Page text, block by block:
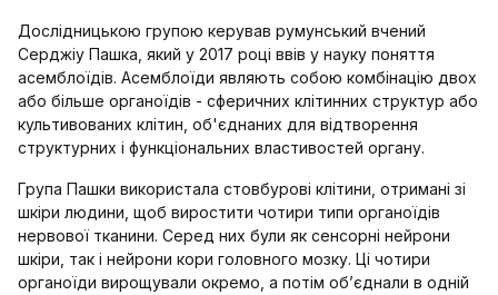
Дослідницькою групою керував румунський вчений
Серджіу Пашка, який у 2017 році ввів у науку поняття
асемблоїдів. Асемблоїди являють собою комбінацію двох
або більше органоїдів - сферичних клітинних структур або
культивованих клітин, об'єднаних для відтворення
структурних і функціональних властивостей органу.
Група Пашки використала стовбурові клітини, отримані зі
шкіри людини, щоб виростити чотири типи органоїдів
нервової тканини. Серед них були як сенсорні нейрони
шкіри, так і нейрони кори головного мозку. Ці чотири
органоїди вирощували окремо, а потім об’єднали в одній